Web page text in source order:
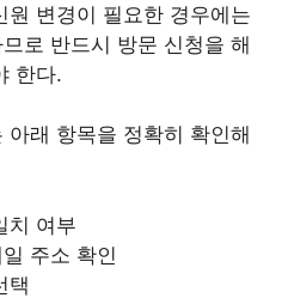
원 변경이 필요한 경우에는
로 반드시 방문 신청을 해
한다.
래 항목을 정확히 확인해
치 여부
주소 확인
택